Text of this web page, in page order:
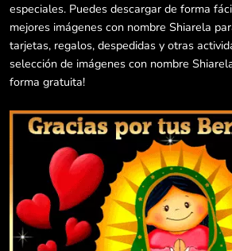
especiales. Puedes descargar de forma
mejores imágenes con nombre Shiarela
tarjetas, regalos, despedidas y otras
selección de imágenes con nombre
forma gratuita!